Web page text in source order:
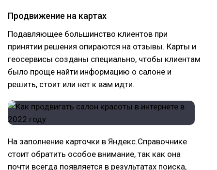
Продвижение на картах
Подавляющее большинство клиентов при
принятии решения опираются на отзывы. Карты и
геосервисы созданы специально, чтобы клиентам
было проще найти информацию о салоне и
решить, стоит или нет к вам идти.
На заполнение карточки в Яндекс.Справочнике
стоит обратить особое внимание, так как она
почти всегда появляется в результатах поиска,